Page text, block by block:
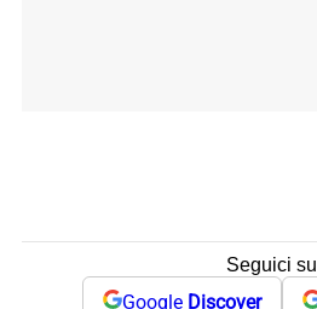
Seguici su
Google Discover